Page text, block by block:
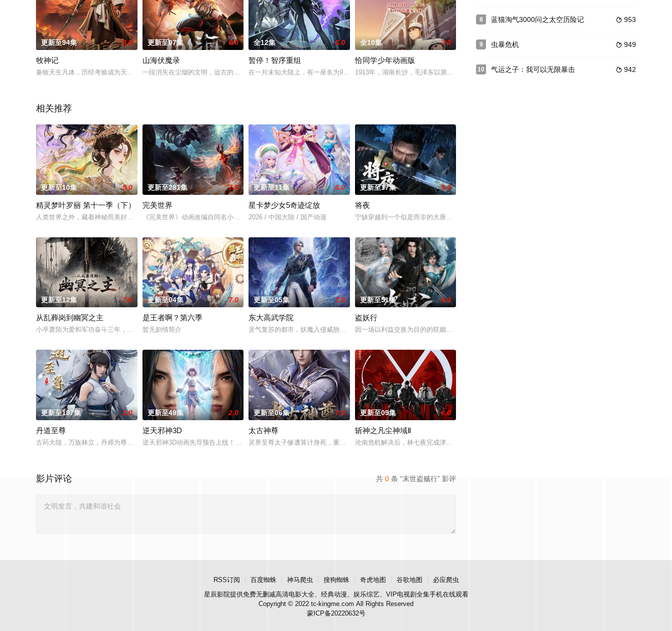
更新至94集 3.0
牧神记
秦牧天生凡体，历经考验成为天魔教教主，被延康国封为第一任太学博士。延康国叛乱之战中秦牧引来魔神，掀起浩荡风云，后随武可汗入楼兰黄金宫，一个人打遍圣宫无敌手。他返回延康,助国师平叛、造射日神炮，后
更新至07集 6.0
山海伏魔录
一段消失在尘烟的文明，远古的大佬们谋求着各自的成皇之路。一颗本为棋子的现代青年姜浩，为了找寻父亲的下落，踏入史前的大荒。借着自身并不完整的“充电宝”图腾，他与人斗
全12集 6.0
暂停！智序重组
在一片未知大陆上，有一座名为9号卫星城的城市，城中螺丝厂的螺丝扶正工芮梨在日复一日的枯燥工作中，逐步察觉到了这座城市的不真实。在
全10集 7.0
恰同学少年动画版
1913年，湖南长沙，毛泽东以第一名的成绩考入了湖南第一师范。五年师范生涯、动荡的时局，尤其在反对
相关推荐
更新至10集 5.0
精灵梦叶罗丽 第十一季（下）
人类世界之外，藏着神秘而美好的叶罗丽仙境。这里的仙子因自然与人类世界的兴衰而生，也与万物命运相连。当人类世界灾难骤起，风云失色，失衡的力量逐渐波及仙境。危机之中，人类与仙子重新理解彼此，为守护两
更新至281集 7.0
完美世界
《完美世界》动画改编自同名小说。他为修道而生，为应劫而至，他身化亿万血雨，洒落万古岁月，经历无数时空的熬炼，岁月长河的洗礼，他化万古，他化自在。看男主石昊如何一
更新至11集 6.0
星卡梦少女5奇迹绽放
2026 / 中国大陆 / 国产动漫
更新至17集 3.0
将夜
宁缺穿越到一个似是而非的大唐世界，却发现此处为处处惊险的修行世界，原本以为自己可以从此吃香喝辣
更新至12集 7.0
从乱葬岗到幽冥之主
小卒萧陌为爱和军功奋斗三年，却被恋人柳莺儿与将军之子赵昊联手背叛，残忍杀害后抛尸乱葬岗。濒死之际，他唤醒了上古魔刀“幽冥”，获得驱使阴兵之力，化身“活阎罗”归来复仇。他利用附身控魂之能在军营制造恐
更新至04集 7.0
是王者啊？第六季
暂无剧情简介
更新至05集 7.0
东大高武学院
灵气复苏的都市，妖魔入侵威胁来袭，天生废灵根的少年秦雨体内意外觉醒神力，被选中成为神秘至强功法万物生的传承人。秦雨加入东大高武学
更新至51集 4.0
盗妖行
因一场以利益交换为目的的联姻，太玄楼刺客江元与九璇宗圣女韶月奉命成婚。两人在洞房夜发起暗杀，却
更新至187集 1.0
丹道至尊
古药大陆，万族林立，丹师为尊；双生武脉，再现世间！醉卧美人膝，成就丹道至尊！
更新至49集 2.0
逆天邪神3D
逆天邪神3D动画先导预告上线！掌天毒之珠，承邪神之血，修逆天之力。高能工作室出品，爱奇艺全网独播，敬请期待！
更新至06集 7.0
太古神尊
灵界至尊太子惨遭算计身死，重生跌落凡尘沦为底层杂役！身怀绝世造化神丹与逆天功法，仅凭一柄锈剑掀翻整片武道世界。双武魂同步觉醒，
更新至09集 6.0
斩神之凡尘神域Ⅱ
沧南危机解决后，林七夜完成津南山为期一年的守夜人集训考核，成为了正式的守夜人后，重回136小队，
共 0 条 “末世盗贼行” 影评
影片评论
8  953
蓝猫淘气3000问之太空历险记
9  949
虫暴危机
10  942
气运之子：我可以无限暴击
RSS订阅 百度蜘蛛 神马爬虫 搜狗蜘蛛 奇虎地图 谷歌地图
必应爬虫
星辰影院提供免费无删减高清电影大全、经典动漫、娱乐综艺、VIP电视剧全集手机在线观看
Copyright © 2022 tc-kingme.com All Rights Reserved
蒙ICP备20220632号